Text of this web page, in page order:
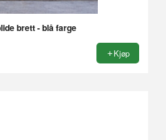
brett - blå farge
Kjøp